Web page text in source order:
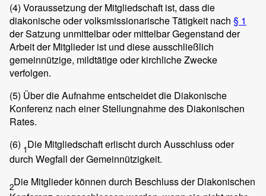
(4) Voraussetzung der Mitgliedschaft ist, dass die
diakonische oder volksmissionarische Tätigkeit nach § 1
der Satzung unmittelbar oder mittelbar Gegenstand der
Arbeit der Mitglieder ist und diese ausschließlich
gemeinnützige, mildtätige oder kirchliche Zwecke
verfolgen.
(5) Über die Aufnahme entscheidet die Diakonische
Konferenz nach einer Stellungnahme des Diakonischen
Rates.
(6) 1Die Mitgliedschaft erlischt durch Ausschluss oder
durch Wegfall der Gemeinnützigkeit.
2Die Mitglieder können durch Beschluss der Diakonischen